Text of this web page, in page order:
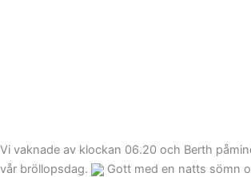
Vi vaknade av klockan 06.20 och Berth
vår bröllopsdag.
Gott med en natts sömn